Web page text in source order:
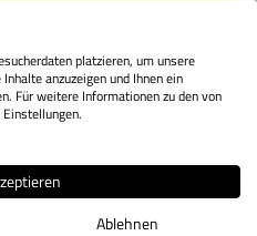
Ablesen eines Radius!
bis 150 mm abgelesen
platzieren, um unsere
anzuzeigen und Ihnen ein
Für weitere Informationen zu den von
Ablehnen